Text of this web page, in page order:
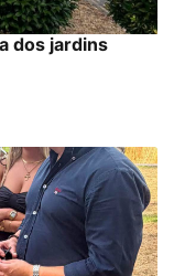
dos jardins